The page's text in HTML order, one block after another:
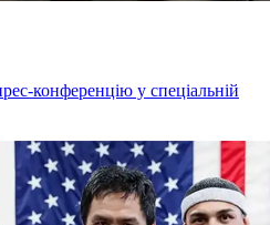
конференцію у спеціальній